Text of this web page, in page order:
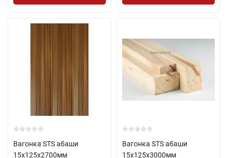
Вагонка STS абаши
15х125х2700мм
Вагонка STS абаши
15х125х3000мм